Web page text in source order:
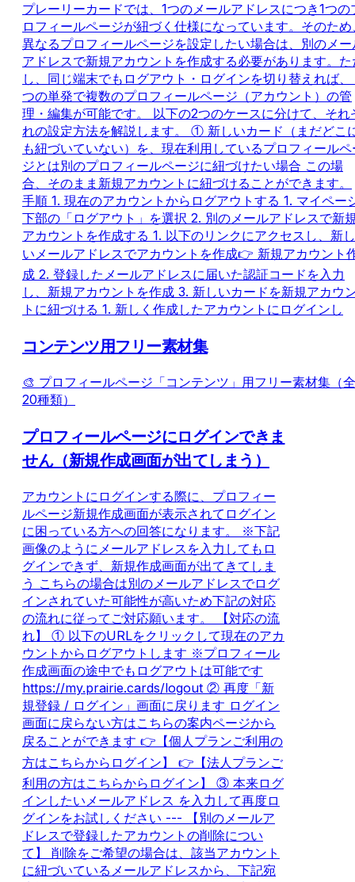
プレーリーカードでは、1つのメールアドレスにつき1つの
ロフィールページが紐づく仕様になっています。そのため
異なるプロフィールページを設定したい場合は、別のメー
アドレスで新規アカウントを作成する必要があります。た
し、同じ端末でもログアウト・ログインを切り替えれば、
つの単発で複数のプロフィールページ（アカウント）の管
理・編集が可能です。 以下の2つのケースに分けて、それ
れの設定方法を解説します。 ① 新しいカード（まだどこ
も紐づいていない）を、現在利用しているプロフィールペ
ジとは別のプロフィールページに紐づけたい場合 この場
合、そのまま新規アカウントに紐づけることができます。
手順 1. 現在のアカウントからログアウトする 1. マイペー
下部の「ログアウト」を選択 2. 別のメールアドレスで新
アカウントを作成する 1. 以下のリンクにアクセスし、新し
いメールアドレスでアカウントを作成👉 新規アカウント
成 2. 登録したメールアドレスに届いた認証コードを入力
し、新規アカウントを作成 3. 新しいカードを新規アカウ
トに紐づける 1. 新しく作成したアカウントにログインし
コンテンツ用フリー素材集
🎨 プロフィールページ「コンテンツ」用フリー素材集（全
20種類）
プロフィールページにログインできま
せん（新規作成画面が出てしまう）
アカウントにログインする際に、プロフィー
ルページ新規作成画面が表示されてログイン
に困っている方への回答になります。 ※下記
画像のようにメールアドレスを入力してもロ
グインできず、新規作成画面が出てきてしま
う こちらの場合は別のメールアドレスでログ
インされていた可能性が高いため下記の対応
の流れに従ってご対応願います。 【対応の流
れ】 ① 以下のURLをクリックして現在のアカ
ウントからログアウトします ※プロフィール
作成画面の途中でもログアウトは可能です
https://my.prairie.cards/logout ② 再度「新
規登録 / ログイン」画面に戻ります ログイン
画面に戻らない方はこちらの案内ページから
戻ることができます 👉【個人プランご利用の
方はこちらからログイン】 👉【法人プランご
利用の方はこちらからログイン】 ③ 本来ログ
インしたいメールアドレス を入力して再度ロ
グインをお試しください --- 【別のメールア
ドレスで登録したアカウントの削除につい
て】 削除をご希望の場合は、該当アカウント
に紐づいているメールアドレスから、下記宛